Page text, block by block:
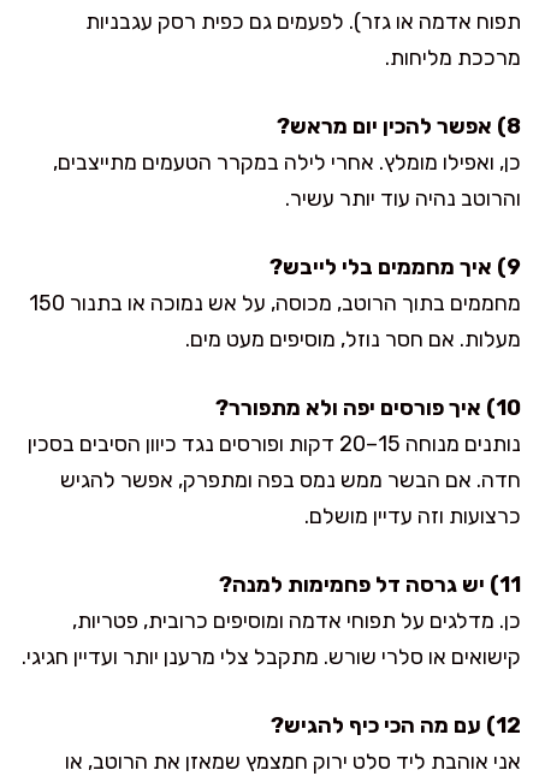
תפוח אדמה או גזר). לפעמים גם כפית רסק עגבניות
מרככת מליחות.
8) אפשר להכין יום מראש?
כן, ואפילו מומלץ. אחרי לילה במקרר הטעמים מתייצבים,
והרוטב נהיה עוד יותר עשיר.
9) איך מחממים בלי לייבש?
מחממים בתוך הרוטב, מכוסה, על אש נמוכה או בתנור 150
מעלות. אם חסר נוזל, מוסיפים מעט מים.
10) איך פורסים יפה ולא מתפורר?
נותנים מנוחה 15–20 דקות ופורסים נגד כיוון הסיבים בסכין
חדה. אם הבשר ממש נמס בפה ומתפרק, אפשר להגיש
כרצועות וזה עדיין מושלם.
11) יש גרסה דל פחמימות למנה?
כן. מדלגים על תפוחי אדמה ומוסיפים כרובית, פטריות,
קישואים או סלרי שורש. מתקבל צלי מרענן יותר ועדיין חגיגי.
12) עם מה הכי כיף להגיש?
אני אוהבת ליד סלט ירוק חמצמץ שמאזן את הרוטב, או